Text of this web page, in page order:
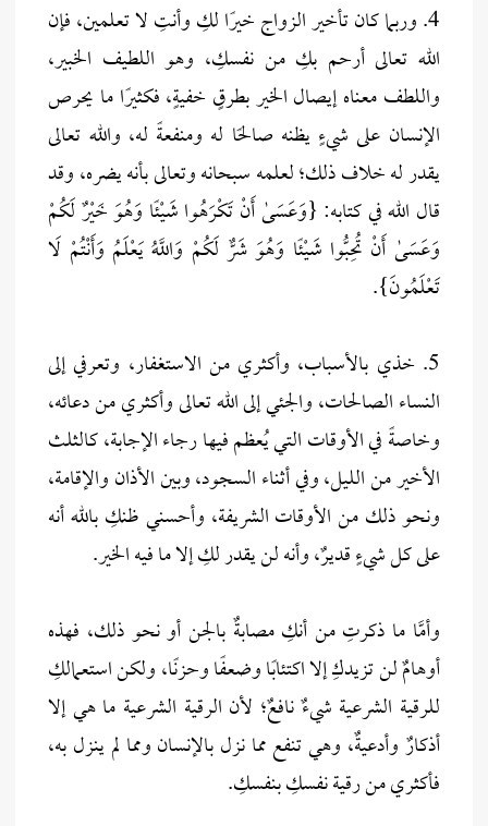
4. وربما كان تأخير الزواج خيرًا لكِ وأنتِ لا تعلمين، فإن
الله تعالى أرحم بكِ من نفسكِ، وهو اللطيف الخبير،
واللطف معناه إيصال الخير بطرقٍ خفيةٍ، فكثيرًا ما يحرص
الإنسان على شيءٍ يظنه صالحًا له ومنفعةً له، والله تعالى
يقدر له خلاف ذلك؛ لعلمه سبحانه وتعالى بأنه يضره، وقد
قال الله في كتابه: {وَعَسَىٰ أَنْ تَكْرَهُوا شَيْئًا وَهُوَ خَيْرٌ لَكُمْ
وَعَسَىٰ أَنْ تُحِبُّوا شَيْئًا وَهُوَ شَرٌّ لَكُمْ وَاللَّهُ يَعْلَمُ وَأَنْتُمْ لَا
تَعْلَمُونَ}.
5. خذي بالأسباب، وأكثري من الاستغفار، وتعرفي إلى
النساء الصالحات، والجئي إلى الله تعالى وأكثري من دعائه،
وخاصةً في الأوقات التي يُعظم فيها رجاء الإجابة، كالثلث
الأخير من الليل، وفي أثناء السجود، وبين الأذان والإقامة،
ونحو ذلك من الأوقات الشريفة، وأحسني ظنكِ بالله أنه
على كل شيءٍ قديرٌ، وأنه لن يقدر لكِ إلا ما فيه الخير.
وأمَّا ما ذكرتِ من أنكِ مصابةٌ بالجن أو نحو ذلك، فهذه
أوهامٌ لن تزيدكِ إلا اكتئابًا وضعفًا وحزنًا، ولكن استعمالكِ
للرقية الشرعية شيءٌ نافعٌ؛ لأن الرقية الشرعية ما هي إلا
أذكارٌ وأدعيةٌ، وهي تنفع مما نزل بالإنسان ومما لم ينزل به،
فأكثري من رقية نفسكِ بنفسكِ.